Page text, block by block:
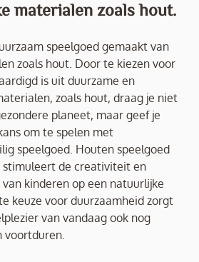
materialen zoals hout.
speelgoed gemaakt van
zoals hout. Door te kiezen voor
is uit duurzame en
zoals hout, draag je niet
planeet, maar geef je
om te spelen met
speelgoed. Houten speelgoed
stimuleert de creativiteit en
kinderen op een natuurlijke
keuze voor duurzaamheid zorgt
van vandaag ook nog
voortduren.